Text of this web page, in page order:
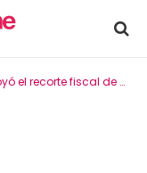
Milei y aseguró que lo paga «la casta»